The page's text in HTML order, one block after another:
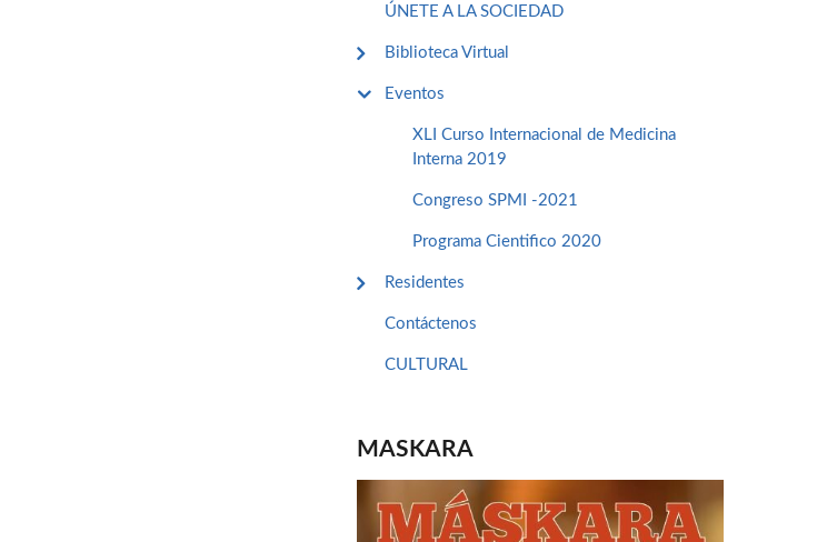
ÚNETE A LA SOCIEDAD
Biblioteca Virtual
Eventos
XLI Curso Internacional de Medicina
Interna 2019
Congreso SPMI -2021
Programa Cientifico 2020
Residentes
Contáctenos
CULTURAL
MASKARA